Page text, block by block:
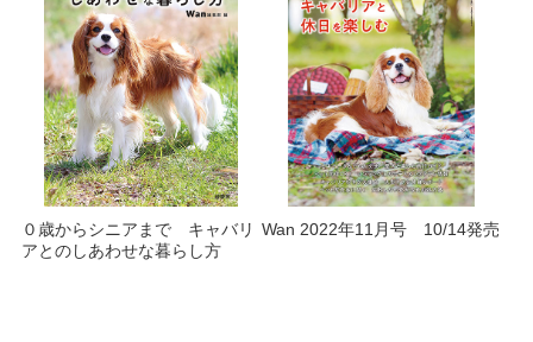
０歳からシニアまで キャバリ
アとのしあわせな暮らし方
Wan 2022年11月号 10/14発売